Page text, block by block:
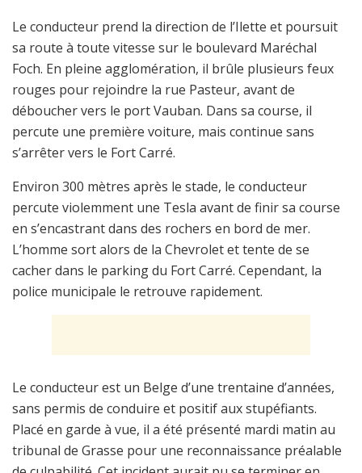
Le conducteur prend la direction de l’Ilette et poursuit
sa route à toute vitesse sur le boulevard Maréchal
Foch. En pleine agglomération, il brûle plusieurs feux
rouges pour rejoindre la rue Pasteur, avant de
déboucher vers le port Vauban. Dans sa course, il
percute une première voiture, mais continue sans
s’arrêter vers le Fort Carré.
Environ 300 mètres après le stade, le conducteur
percute violemment une Tesla avant de finir sa course
en s’encastrant dans des rochers en bord de mer.
L’homme sort alors de la Chevrolet et tente de se
cacher dans le parking du Fort Carré. Cependant, la
police municipale le retrouve rapidement.
Le conducteur est un Belge d’une trentaine d’années,
sans permis de conduire et positif aux stupéfiants.
Placé en garde à vue, il a été présenté mardi matin au
tribunal de Grasse pour une reconnaissance préalable